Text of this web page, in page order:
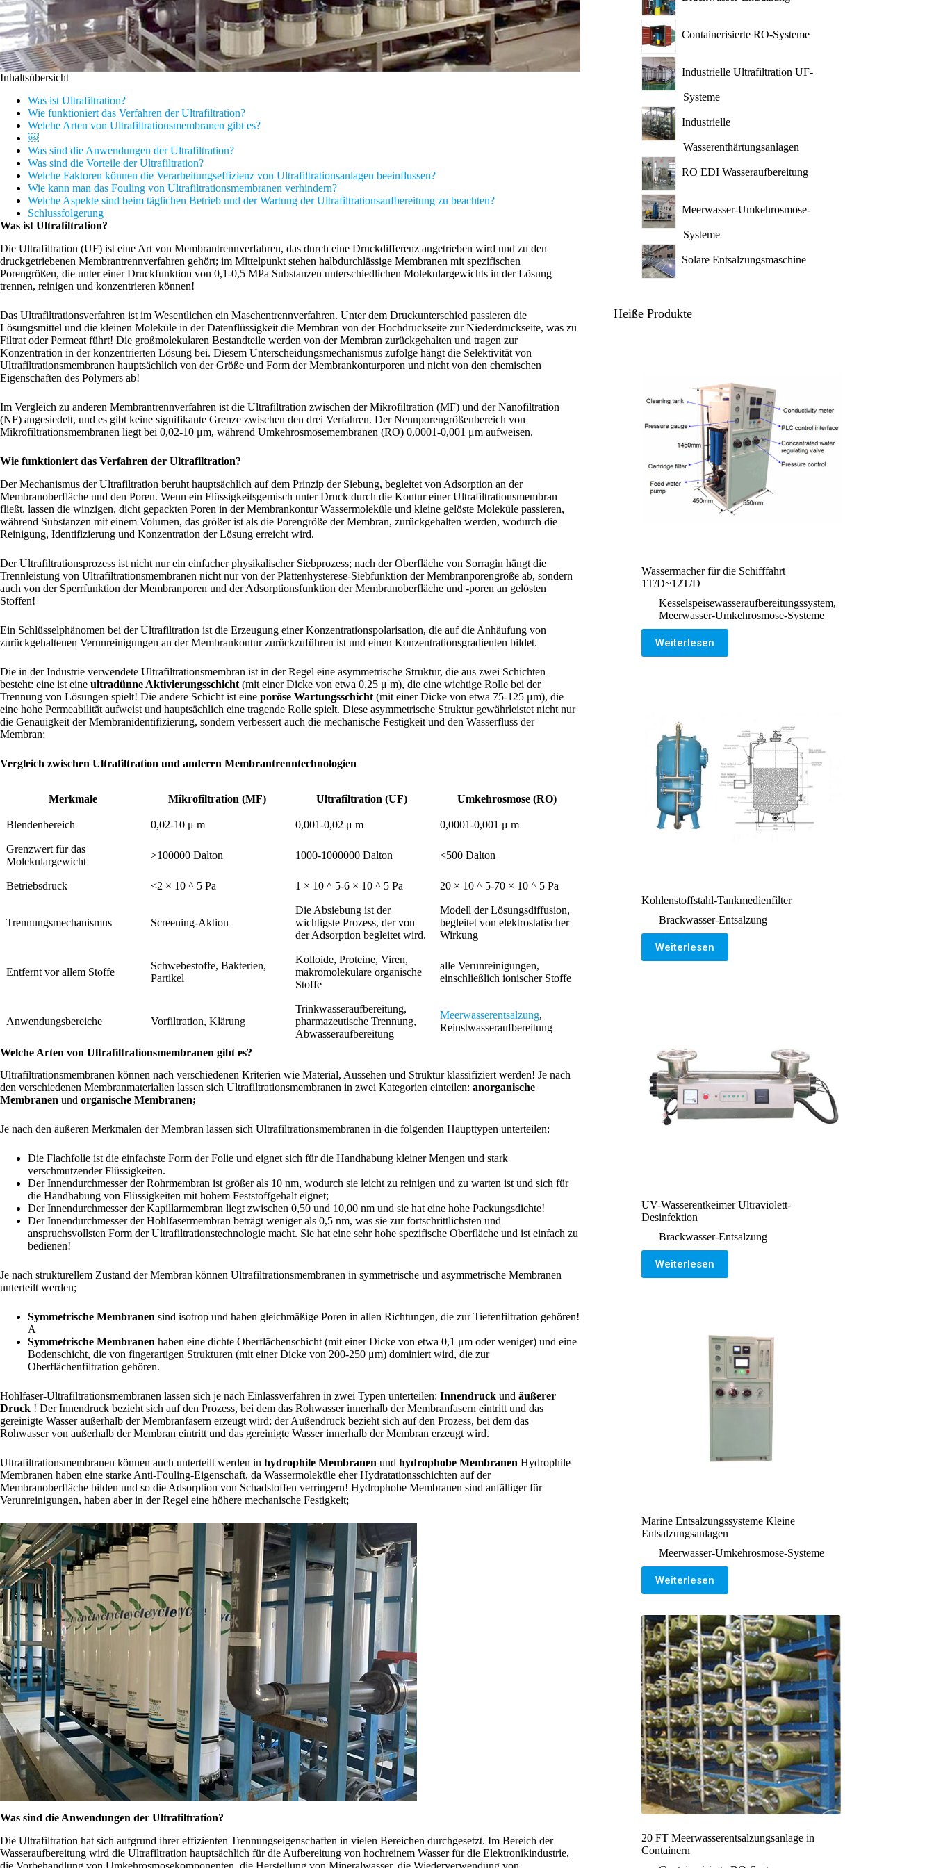
Inhaltsübersicht
Was ist Ultrafiltration?
Wie funktioniert das Verfahren der Ultrafiltration?
Welche Arten von Ultrafiltrationsmembranen gibt es?
￼
Was sind die Anwendungen der Ultrafiltration?
Was sind die Vorteile der Ultrafiltration?
Welche Faktoren können die Verarbeitungseffizienz von Ultrafiltrationsanlagen beeinflussen?
Wie kann man das Fouling von Ultrafiltrationsmembranen verhindern?
Welche Aspekte sind beim täglichen Betrieb und der Wartung der Ultrafiltrationsaufbereitung zu beachten?
Schlussfolgerung
Was ist Ultrafiltration?
Die Ultrafiltration (UF) ist eine Art von Membrantrennverfahren, das durch eine Druckdifferenz angetrieben wird und zu den
druckgetriebenen Membrantrennverfahren gehört; im Mittelpunkt stehen halbdurchlässige Membranen mit spezifischen
Porengrößen, die unter einer Druckfunktion von 0,1-0,5 MPa Substanzen unterschiedlichen Molekulargewichts in der Lösung
trennen, reinigen und konzentrieren können!
Das Ultrafiltrationsverfahren ist im Wesentlichen ein Maschentrennverfahren. Unter dem Druckunterschied passieren die
Lösungsmittel und die kleinen Moleküle in der Datenflüssigkeit die Membran von der Hochdruckseite zur Niederdruckseite, was zu
Filtrat oder Permeat führt! Die großmolekularen Bestandteile werden von der Membran zurückgehalten und tragen zur
Konzentration in der konzentrierten Lösung bei. Diesem Unterscheidungsmechanismus zufolge hängt die Selektivität von
Ultrafiltrationsmembranen hauptsächlich von der Größe und Form der Membrankonturporen und nicht von den chemischen
Eigenschaften des Polymers ab!
Im Vergleich zu anderen Membrantrennverfahren ist die Ultrafiltration zwischen der Mikrofiltration (MF) und der Nanofiltration
(NF) angesiedelt, und es gibt keine signifikante Grenze zwischen den drei Verfahren. Der Nennporengrößenbereich von
Mikrofiltrationsmembranen liegt bei 0,02-10 μm, während Umkehrosmosemembranen (RO) 0,0001-0,001 μm aufweisen.
Wie funktioniert das Verfahren der Ultrafiltration?
Der Mechanismus der Ultrafiltration beruht hauptsächlich auf dem Prinzip der Siebung, begleitet von Adsorption an der
Membranoberfläche und den Poren. Wenn ein Flüssigkeitsgemisch unter Druck durch die Kontur einer Ultrafiltrationsmembran
fließt, lassen die winzigen, dicht gepackten Poren in der Membrankontur Wassermoleküle und kleine gelöste Moleküle passieren,
während Substanzen mit einem Volumen, das größer ist als die Porengröße der Membran, zurückgehalten werden, wodurch die
Reinigung, Identifizierung und Konzentration der Lösung erreicht wird.
Der Ultrafiltrationsprozess ist nicht nur ein einfacher physikalischer Siebprozess; nach der Oberfläche von Sorragin hängt die
Trennleistung von Ultrafiltrationsmembranen nicht nur von der Plattenhysterese-Siebfunktion der Membranporengröße ab, sondern
auch von der Sperrfunktion der Membranporen und der Adsorptionsfunktion der Membranoberfläche und -poren an gelösten
Stoffen!
Ein Schlüsselphänomen bei der Ultrafiltration ist die Erzeugung einer Konzentrationspolarisation, die auf die Anhäufung von
zurückgehaltenen Verunreinigungen an der Membrankontur zurückzuführen ist und einen Konzentrationsgradienten bildet.
Die in der Industrie verwendete Ultrafiltrationsmembran ist in der Regel eine asymmetrische Struktur, die aus zwei Schichten
besteht: eine ist eine ultradünne Aktivierungsschicht (mit einer Dicke von etwa 0,25 μ m), die eine wichtige Rolle bei der
Trennung von Lösungen spielt! Die andere Schicht ist eine poröse Wartungsschicht (mit einer Dicke von etwa 75-125 μm), die
eine hohe Permeabilität aufweist und hauptsächlich eine tragende Rolle spielt. Diese asymmetrische Struktur gewährleistet nicht nur
die Genauigkeit der Membranidentifizierung, sondern verbessert auch die mechanische Festigkeit und den Wasserfluss der
Membran;
Vergleich zwischen Ultrafiltration und anderen Membrantrenntechnologien
Merkmale Mikrofiltration (MF) Ultrafiltration (UF) Umkehrosmose (RO)
Blendenbereich 0,02-10 μ m 0,001-0,02 μ m 0,0001-0,001 μ m
Grenzwert für das
Molekulargewicht
>100000 Dalton 1000-1000000 Dalton <500 Dalton
Betriebsdruck <2 × 10 ^ 5 Pa 1 × 10 ^ 5-6 × 10 ^ 5 Pa 20 × 10 ^ 5-70 × 10 ^ 5 Pa
Trennungsmechanismus Screening-Aktion
Die Absiebung ist der
wichtigste Prozess, der von
der Adsorption begleitet wird.
Modell der Lösungsdiffusion,
begleitet von elektrostatischer
Wirkung
Entfernt vor allem Stoffe
Schwebestoffe, Bakterien,
Partikel
Kolloide, Proteine, Viren,
makromolekulare organische
Stoffe
alle Verunreinigungen,
einschließlich ionischer Stoffe
Anwendungsbereiche Vorfiltration, Klärung
Trinkwasseraufbereitung,
pharmazeutische Trennung,
Abwasseraufbereitung
Meerwasserentsalzung,
Reinstwasseraufbereitung
Welche Arten von Ultrafiltrationsmembranen gibt es?
Ultrafiltrationsmembranen können nach verschiedenen Kriterien wie Material, Aussehen und Struktur klassifiziert werden! Je nach
den verschiedenen Membranmaterialien lassen sich Ultrafiltrationsmembranen in zwei Kategorien einteilen: anorganische
Membranen und organische Membranen;
Je nach den äußeren Merkmalen der Membran lassen sich Ultrafiltrationsmembranen in die folgenden Haupttypen unterteilen:
Die Flachfolie ist die einfachste Form der Folie und eignet sich für die Handhabung kleiner Mengen und stark
verschmutzender Flüssigkeiten.
Der Innendurchmesser der Rohrmembran ist größer als 10 nm, wodurch sie leicht zu reinigen und zu warten ist und sich für
die Handhabung von Flüssigkeiten mit hohem Feststoffgehalt eignet;
Der Innendurchmesser der Kapillarmembran liegt zwischen 0,50 und 10,00 nm und sie hat eine hohe Packungsdichte!
Der Innendurchmesser der Hohlfasermembran beträgt weniger als 0,5 nm, was sie zur fortschrittlichsten und
anspruchsvollsten Form der Ultrafiltrationstechnologie macht. Sie hat eine sehr hohe spezifische Oberfläche und ist einfach zu
bedienen!
Je nach strukturellem Zustand der Membran können Ultrafiltrationsmembranen in symmetrische und asymmetrische Membranen
unterteilt werden;
Symmetrische Membranen sind isotrop und haben gleichmäßige Poren in allen Richtungen, die zur Tiefenfiltration gehören!
A
Symmetrische Membranen haben eine dichte Oberflächenschicht (mit einer Dicke von etwa 0,1 μm oder weniger) und eine
Bodenschicht, die von fingerartigen Strukturen (mit einer Dicke von 200-250 μm) dominiert wird, die zur
Oberflächenfiltration gehören.
Hohlfaser-Ultrafiltrationsmembranen lassen sich je nach Einlassverfahren in zwei Typen unterteilen: Innendruck und äußerer
Druck ! Der Innendruck bezieht sich auf den Prozess, bei dem das Rohwasser innerhalb der Membranfasern eintritt und das
gereinigte Wasser außerhalb der Membranfasern erzeugt wird; der Außendruck bezieht sich auf den Prozess, bei dem das
Rohwasser von außerhalb der Membran eintritt und das gereinigte Wasser innerhalb der Membran erzeugt wird.
Ultrafiltrationsmembranen können auch unterteilt werden in hydrophile Membranen und hydrophobe Membranen Hydrophile
Membranen haben eine starke Anti-Fouling-Eigenschaft, da Wassermoleküle eher Hydratationsschichten auf der
Membranoberfläche bilden und so die Adsorption von Schadstoffen verringern! Hydrophobe Membranen sind anfälliger für
Verunreinigungen, haben aber in der Regel eine höhere mechanische Festigkeit;
Was sind die Anwendungen der Ultrafiltration?
Die Ultrafiltration hat sich aufgrund ihrer effizienten Trennungseigenschaften in vielen Bereichen durchgesetzt. Im Bereich der
Wasseraufbereitung wird die Ultrafiltration hauptsächlich für die Aufbereitung von hochreinem Wasser für die Elektronikindustrie,
die Vorbehandlung von Umkehrosmosekomponenten, die Herstellung von Mineralwasser, die Wiederverwendung von
Containerisierte RO-Systeme
Industrielle Ultrafiltration UF-
Systeme
Industrielle
Wasserenthärtungsanlagen
RO EDI Wasseraufbereitung
Meerwasser-Umkehrosmose-
Systeme
Solare Entsalzungsmaschine
Heiße Produkte
Wassermacher für die Schifffahrt
1T/D~12T/D
Kesselspeisewasseraufbereitungssystem,
Meerwasser-Umkehrosmose-Systeme
Weiterlesen
Kohlenstoffstahl-Tankmedienfilter
Brackwasser-Entsalzung
Weiterlesen
UV-Wasserentkeimer Ultraviolett-
Desinfektion
Brackwasser-Entsalzung
Weiterlesen
Marine Entsalzungssysteme Kleine
Entsalzungsanlagen
Meerwasser-Umkehrosmose-Systeme
Weiterlesen
20 FT Meerwasserentsalzungsanlage in
Containern